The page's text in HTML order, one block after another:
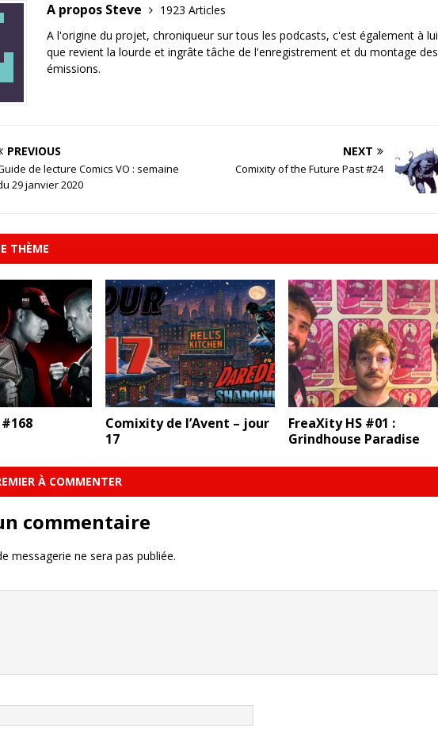
A propos Steve
1923 Articles
A l'origine du projet, chroniqueur sur tous les podcasts, c'est également à lui
que revient la lourde et ingrâte tâche de l'enregistrement et du montage des
émissions.
PREVIOUS
de lecture Comics VO : semaine
29 janvier 2020
NEXT
Comixity of the Future Past #24
THÈME
Comixity de l’Avent – jour
17
FreaXity HS #01 :
Grindhouse Paradise
À COMMENTER
commentaire
messagerie ne sera pas publiée.